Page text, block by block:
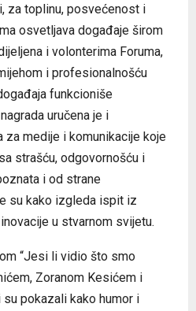
za toplinu, posvećenost i
osvetljava događaje širom
i volonterima Foruma,
i profesionalnošću
funkcioniše
uručena je i
za medije i komunikacije koje
strašću, odgovornošću i
i od strane
su kako izgleda ispit iz
u stvarnom svijetu.
“Jesi li vidio što smo
Zoranom Kesićem i
pokazali kako humor i